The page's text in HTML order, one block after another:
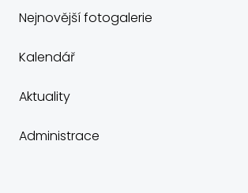
Nejnovější fotogalerie
Kalendář
Aktuality
Administrace